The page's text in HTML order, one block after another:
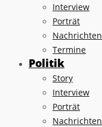
Interview
Porträt
Nachrichten
Termine
Politik
Story
Interview
Porträt
Nachrichten